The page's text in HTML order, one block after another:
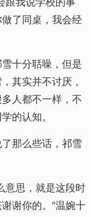
了同桌，我会经
十分聒噪，但是
其实并不讨厌，
人都不一样，不
的认知。
那么些话，祁雪
意思，就是这段时
谢你的。”温婉十